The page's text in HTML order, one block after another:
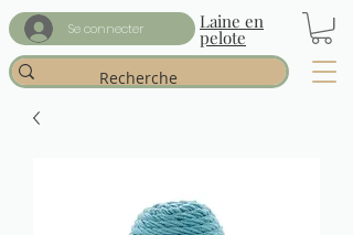
Se connecter Laine en
pelote